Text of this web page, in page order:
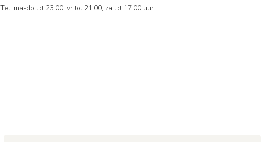
Tel: ma-do tot 23.00, vr tot 21.00, za tot 17.00 uur